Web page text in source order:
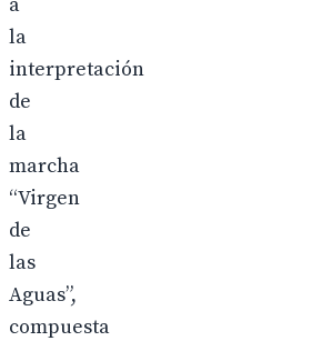
la
interpretación
de
la
marcha
“Virgen
de
las
Aguas”,
compuesta